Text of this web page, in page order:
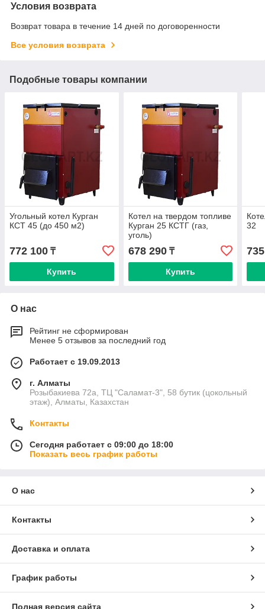
Условия возврата
Возврат товара в течение 14 дней по договоренности
Все условия возврата
Подобные товары компании
Угольный котел Курган
КСТ 45 (до 450 м2)
772 100 ₸
Купить
Котел на твердом топливе
Курган 25 КСТГ (газ,
уголь)
678 290₸
Купить
32
О нас
Рейтинг не сформирован
Менее 5 отзывов за последний год
Работает с 19.09.2013
г. Алматы
Розыбакиева 72а, ТЦ "Саламат-3", 58 бутик (цокольный
этаж), Алматы, Казахстан
Контакты
Сегодня работает с 09:00 до 18:00
Показать весь график работы
О нас
Контакты
Доставка и оплата
График работы
Полная версия сайта